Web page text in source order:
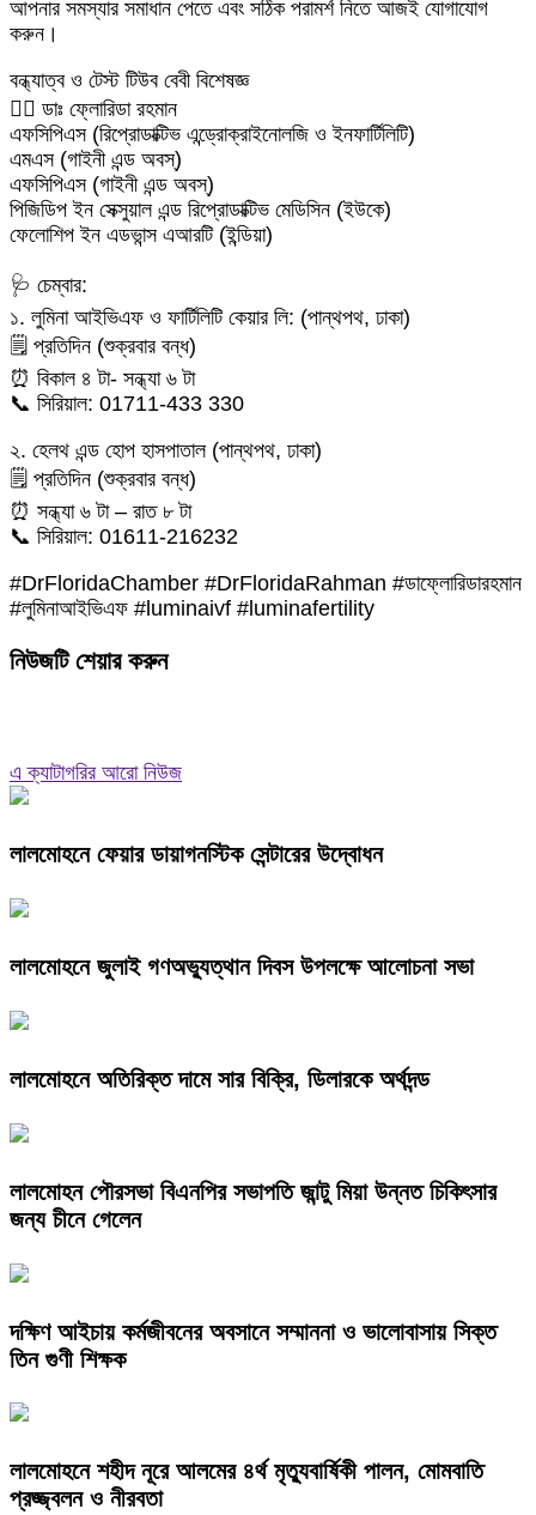
আপনার সমস্যার সমাধান পেতে এবং সঠিক পরামর্শ নিতে আজই যোগাযোগ
করুন।
বন্ধ্যাত্ব ও টেস্ট টিউব বেবী বিশেষজ্ঞ
👩‍⚕️ ডাঃ ফ্লোরিডা রহমান
এফসিপিএস (রিপ্রোডাক্টিভ এন্ড্রোক্রাইনোলজি ও ইনফার্টিলিটি)
এমএস (গাইনী এন্ড অবস্)
এফসিপিএস (গাইনী এন্ড অবস্)
পিজিডিপ ইন সেক্সুয়াল এন্ড রিপ্রোডাক্টিভ মেডিসিন (ইউকে)
ফেলোশিপ ইন এডভান্স এআরটি (ইন্ডিয়া)
🩺 চেম্বার:
১. লুমিনা আইভিএফ ও ফার্টিলিটি কেয়ার লি: (পান্থপথ, ঢাকা)
🗒 প্রতিদিন (শুক্রবার বন্ধ)
⏰ বিকাল ৪ টা- সন্ধ্যা ৬ টা
📞 সিরিয়াল: 01711-433 330
২. হেলথ এন্ড হোপ হাসপাতাল (পান্থপথ, ঢাকা)
🗒 প্রতিদিন (শুক্রবার বন্ধ)
⏰ সন্ধ্যা ৬ টা – রাত ৮ টা
📞 সিরিয়াল: 01611-216232
#DrFloridaChamber #DrFloridaRahman #ডাফ্লোরিডারহমান
#লুমিনাআইভিএফ #luminaivf #luminafertility
নিউজটি শেয়ার করুন
এ ক্যাটাগরির আরো নিউজ
লালমোহনে ফেয়ার ডায়াগনস্টিক সেন্টারের উদ্বোধন
লালমোহনে জুলাই গণঅভ্যুত্থান দিবস উপলক্ষে আলোচনা সভা
লালমোহনে অতিরিক্ত দামে সার বিক্রি, ডিলারকে অর্থদন্ড
লালমোহন পৌরসভা বিএনপির সভাপতি জান্টু মিয়া উন্নত চিকিৎসার
জন্য চীনে গেলেন
দক্ষিণ আইচায় কর্মজীবনের অবসানে সম্মাননা ও ভালোবাসায় সিক্ত
তিন গুণী শিক্ষক
লালমোহনে শহীদ নূরে আলমের ৪র্থ মৃত্যুবার্ষিকী পালন, মোমবাতি
প্রজ্জ্বলন ও নীরবতা